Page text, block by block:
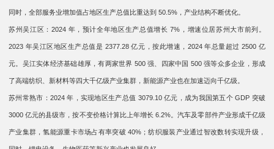
同时，全部服务业增加值占地区生产总值比重达到 50.5%，产业结构不断优化。
苏州吴江区：2024 年，预计全年地区生产总值增长 7%，增速位居苏州大市前列。
2023 年吴江区地区生产总值是 2377.28 亿元，按此增速，2024 年总量超过 2500 亿
元。吴江实体经济基础雄厚，有两家世界 500 强、四家中国 500 强等众多企业，形成
了高端纺织、新材料等四大千亿级产业集群，新能源产业也在加速迈向千亿级。
苏州常熟市：2024 年，实现地区生产总值 3079.10 亿元，成为我国第五个 GDP 突破
3000 亿元的县级市，按不变价格计算比上年增长 6.2%。汽车及零部件产业形成千亿级
产业集群，氢能源重卡市场占有率突破 40%；纺织服装产业通过智改数转实现升级，